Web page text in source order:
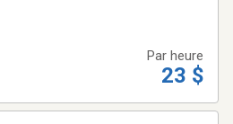
Par heure
23 $